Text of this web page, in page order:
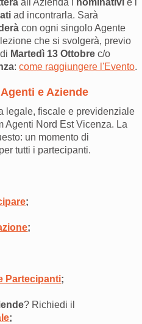
all'Azienda i nominativi e i
ad incontrarla. Sarà
con ogni singolo Agente
che si svolgerà, previo
Martedì 13 Ottobre c/o
:come raggiungere l'Evento.
e Aziende
legale, fiscale e previdenziale
Agenti Nord Est Vicenza. La
un momento di
tutti i partecipanti.
;
;
Partecipanti;
? Richiedi il
;